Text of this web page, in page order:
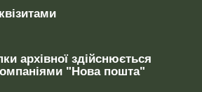
архівної здійснюється
"Нова пошта"